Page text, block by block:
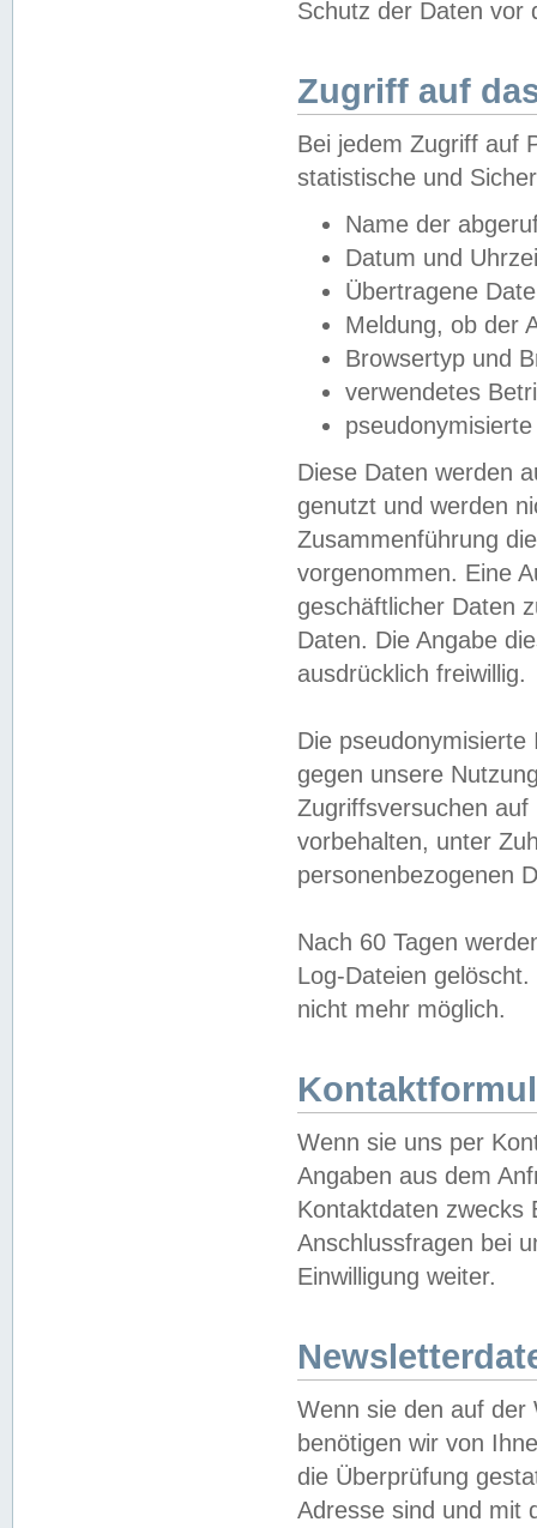
Schutz der Daten vor
Zugriff auf
Bei jedem Zugriff auf
statistische und
Name der
Datum und
Übertragene
Meldung, ob der
Browsertyp und
verwendetes
Diese Daten werden
genutzt und werden
Zusammenführung
vorgenommen. Eine
geschäftlicher Daten
Daten. Die Angabe
ausdrücklich freiwillig.
Die
gegen unsere
Zugriffsversuchen
vorbehalten, unter
personenbezogenen
Nach 60 Tagen
Log-Dateien
nicht mehr möglich.
Wenn sie uns per
Angaben aus dem
Kontaktdaten zwecks
Anschlussfragen bei
Einwilligung weiter.
Wenn sie den auf der
benötigen wir von
die Überprüfung
Adresse sind und mit